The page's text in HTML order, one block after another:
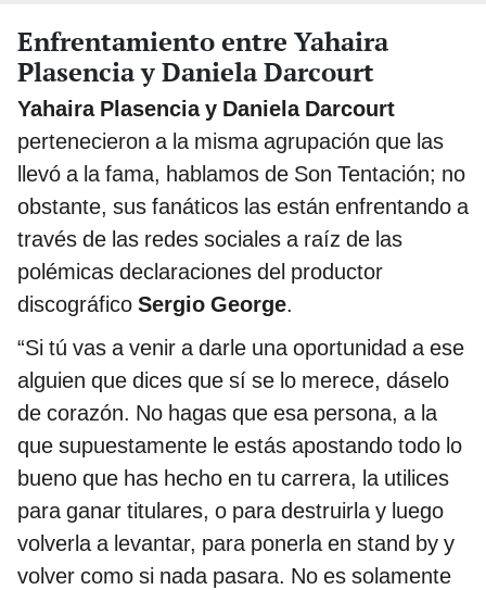
Enfrentamiento entre Yahaira
Plasencia y Daniela Darcourt
Yahaira Plasencia y Daniela Darcourt
pertenecieron a la misma agrupación que las
llevó a la fama, hablamos de Son Tentación; no
obstante, sus fanáticos las están enfrentando a
través de las redes sociales a raíz de las
polémicas declaraciones del productor
discográfico Sergio George.
“Si tú vas a venir a darle una oportunidad a ese
alguien que dices que sí se lo merece, dáselo
de corazón. No hagas que esa persona, a la
que supuestamente le estás apostando todo lo
bueno que has hecho en tu carrera, la utilices
para ganar titulares, o para destruirla y luego
volverla a levantar, para ponerla en stand by y
volver como si nada pasara. No es solamente